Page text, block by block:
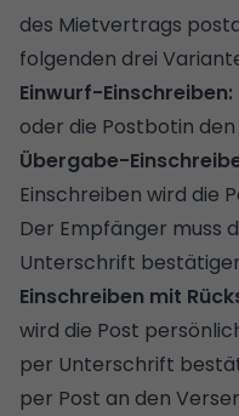
des Mietvertrags
folgenden drei
Einwurf-Einschreiben:
oder die Postbotin den
Übergabe-
Einschreiben wird die
Der Empfänger muss
Unterschrift
Einschreiben mit
wird die Post
per Unterschrift
per Post an den